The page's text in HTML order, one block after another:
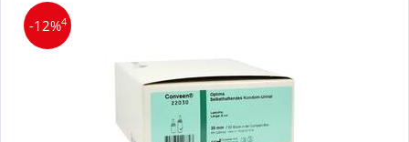
-12%4